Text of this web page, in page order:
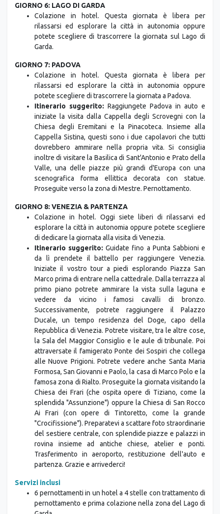
Colazione in hotel. Questa giornata è libera per
rilassarsi ed esplorare la città in autonomia oppure
potete scegliere di trascorrere la giornata sul Lago di
Garda.
Colazione in hotel. Questa giornata è libera per
rilassarsi ed esplorare la città in autonomia oppure
potete scegliere di trascorrere la giornata a Padova.
Itinerario suggerito:Raggiungete Padova in auto e
iniziate la visita dalla Cappella degli Scrovegni con la
Chiesa degli Eremitani e la Pinacoteca. Insieme alla
Cappella Sistina, questi sono i due capolavori che tutti
dovrebbero ammirare nella propria vita. Si consiglia
inoltre di visitare la Basilica di Sant'Antonio e Prato della
Valle, una delle piazze più grandi d'Europa con una
scenografica forma ellittica decorata con statue.
Proseguite verso la zona di Mestre. Pernottamento.
Colazione in hotel. Oggi siete liberi di rilassarvi ed
esplorare la città in autonomia oppure potete scegliere
di dedicare la giornata alla visita di Venezia.
Itinerario suggerito:Guidate fino a Punta Sabbioni e
da lì prendete il battello per raggiungere Venezia.
Iniziate il vostro tour a piedi esplorando Piazza San
Marco prima di entrare nella cattedrale. Dalla terrazza al
primo piano potrete ammirare la vista sulla laguna e
vedere da vicino i famosi cavalli di bronzo.
Successivamente, potrete raggiungere il Palazzo
Ducale, un tempo residenza del Doge, capo della
Repubblica di Venezia. Potrete visitare, tra le altre cose,
la Sala del Maggior Consiglio e le aule di tribunale. Poi
attraversate il famigerato Ponte dei Sospiri che collega
alle Nuove Prigioni. Potrete vedere anche Santa Maria
Formosa, San Giovanni e Paolo, la casa di Marco Polo e la
famosa zona di Rialto. Proseguite la giornata visitando la
Chiesa dei Frari (che ospita opere di Tiziano, come la
splendida "Assunzione") oppure la Chiesa di San Rocco
Ai Frari (con opere di Tintoretto, come la grande
"Crocifissione"). Preparatevi a scattare foto straordinarie
del sestiere centrale, con splendide piazze e palazzi in
rovina insieme ad antiche chiese, atelier e ponti.
Trasferimento in aeroporto, restituzione dell'auto e
partenza. Grazie e arrivederci!
6 pernottamenti in un hotel a 4 stelle con trattamento di
pernottamento e prima colazione nella zona del Lago di
Garda